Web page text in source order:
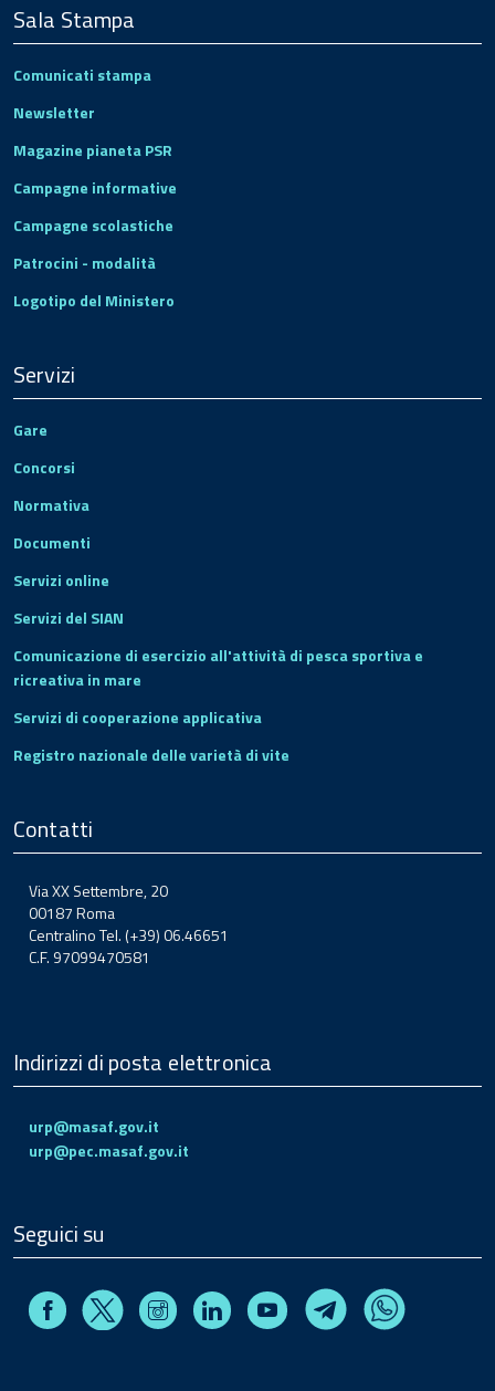
Sala Stampa
Comunicati stampa
Newsletter
Magazine pianeta PSR
Campagne informative
Campagne scolastiche
Patrocini - modalità
Logotipo del Ministero
Servizi
Gare
Concorsi
Normativa
Documenti
Servizi online
Servizi del SIAN
Comunicazione di esercizio all'attività di pesca sportiva e
ricreativa in mare
Servizi di cooperazione applicativa
Registro nazionale delle varietà di vite
Contatti
Via XX Settembre, 20
00187 Roma
Centralino Tel. (+39) 06.46651
C.F. 97099470581
Indirizzi di posta elettronica
urp@masaf.gov.it
urp@pec.masaf.gov.it
Seguici su
FacebookX InstagramLinkedin Youtube TelegramWhatsapp